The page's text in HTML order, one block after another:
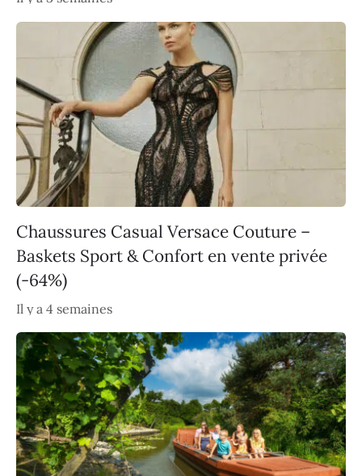
Chaussures Casual Versace Couture –
Baskets Sport & Confort en vente privée
(-64%)
Il y a 4 semaines